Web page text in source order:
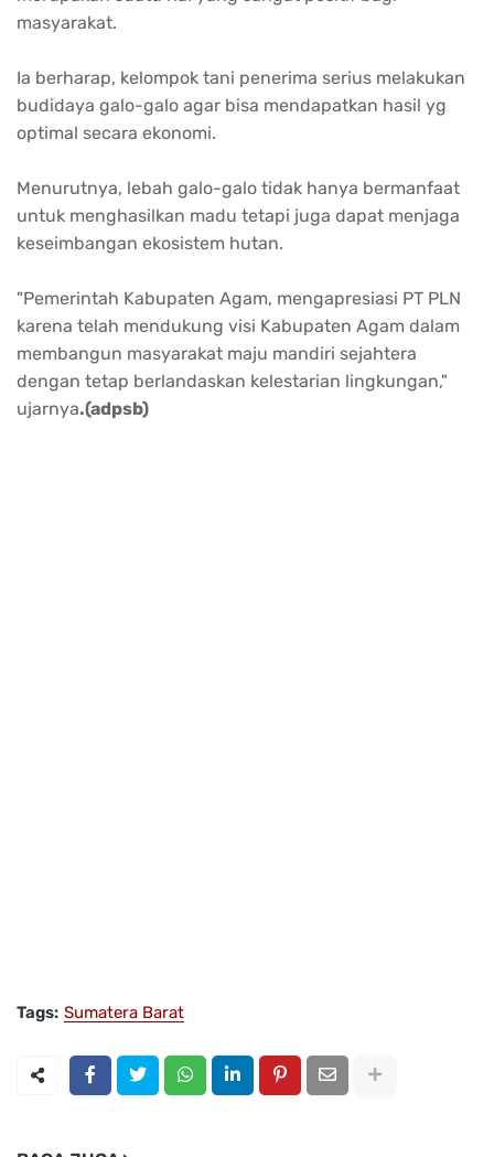
masyarakat.
Ia berharap, kelompok tani penerima serius melakukan
budidaya galo-galo agar bisa mendapatkan hasil yg
optimal secara ekonomi.
Menurutnya, lebah galo-galo tidak hanya bermanfaat
untuk menghasilkan madu tetapi juga dapat menjaga
keseimbangan ekosistem hutan.
"Pemerintah Kabupaten Agam, mengapresiasi PT PLN
karena telah mendukung visi Kabupaten Agam dalam
membangun masyarakat maju mandiri sejahtera
dengan tetap berlandaskan kelestarian lingkungan,"
ujarnya.(adpsb)
Tags: Sumatera Barat